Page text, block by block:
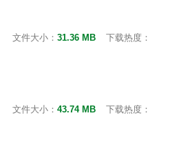
文件大小： 31.36 MB
下载热度：
文件大小： 43.74 MB
下载热度：